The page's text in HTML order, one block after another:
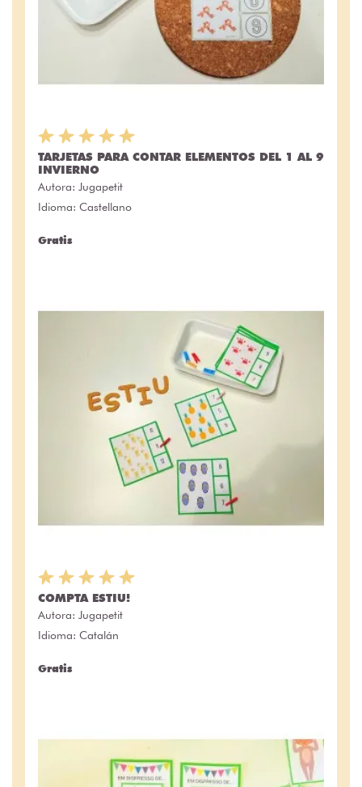
TARJETAS PARA CONTAR ELEMENTOS DEL 1 AL 9
INVIERNO
Autora: Jugapetit
Idioma: Castellano
Gratis
COMPTA ESTIU!
Autora: Jugapetit
Idioma: Catalán
Gratis